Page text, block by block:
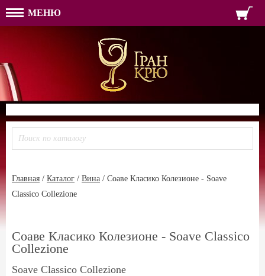
МЕНЮ
ПАРОЛЬ
ФОРМА ОБРАТНОЙ
ТЕЛЕФОН:
ИМЯ
ПАРОЛЬ
Главная / Каталог / Вина / Соаве Класико Колезионе - Soave
Classico Collezione
Соаве Класико Колезионе - Soave Classico
Collezione
Soave Classico Collezione